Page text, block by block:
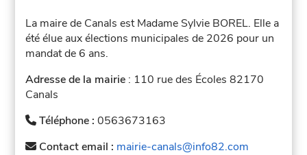
La maire de Canals est Madame Sylvie BOREL. Elle a
été élue aux élections municipales de 2026 pour un
mandat de 6 ans.
Adresse de la mairie : 110 rue des Écoles 82170
Canals
Téléphone :0563673163
Contact email : mairie-canals@info82.com